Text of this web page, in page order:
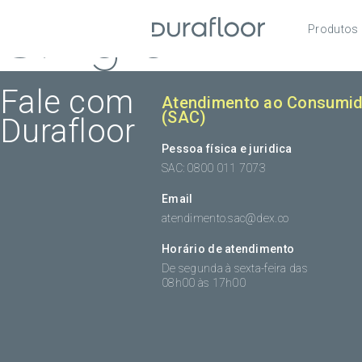
Produtos
Single
Fale com
Durafloor
Atendimento ao
(SAC)
Pessoa física e juridica
SAC: 0800 011 7073
Email
atendimento.sac@dex.co
Horário de atendimento
De segunda à sexta-feira das
08h00 às 17h00